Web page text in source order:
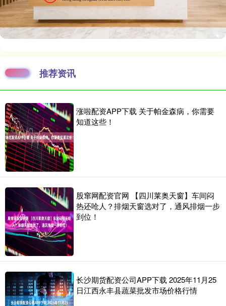
推荐资讯
涨啦配资APP下载 关于帕金森病，你需要
知道这些！
股窜网配资官网 【四川莱奥天窗】车间闷
热还呛人？排烟天窗选对了，通风排烟一步
到位！
长沙期货配资公司APP下载 2025年11月25
日江西永丰县蔬菜批发市场价格行情